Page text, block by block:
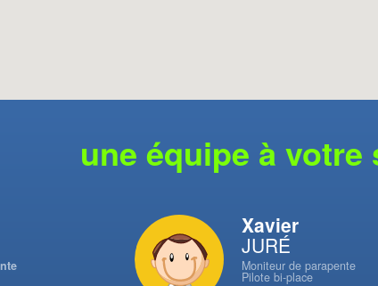
une équipe à votre
Xavier
JURÉ
Moniteur de parapente
Pilote bi-place